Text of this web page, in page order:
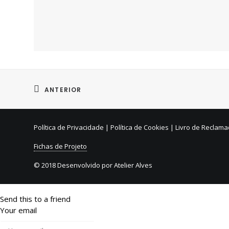
ANTERIOR
Política de Privacidade | Política de Cookies | Livro de
Fichas de Projeto
© 2018 Desenvolvido porAtelier Alves
Send this to a friend
Your email